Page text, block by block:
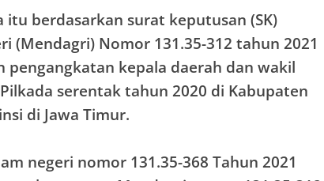
itu berdasarkan surat keputusan (SK)
(Mendagri) Nomor 131.35-312 tahun 2021
pengangkatan kepala daerah dan wakil
serentak tahun 2020 di Kabupaten
di Jawa Timur.
negeri nomor 131.35-368 Tahun 2021